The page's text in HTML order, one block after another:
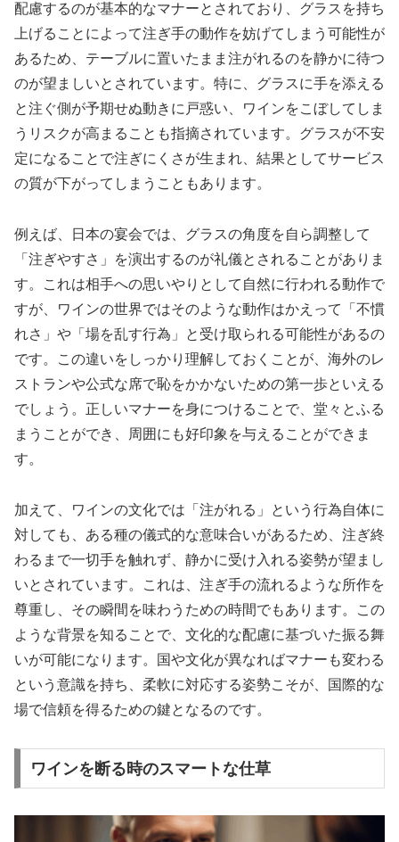
配慮するのが基本的なマナーとされており、グラスを持ち
上げることによって注ぎ手の動作を妨げてしまう可能性が
あるため、テーブルに置いたまま注がれるのを静かに待つ
のが望ましいとされています。特に、グラスに手を添える
と注ぐ側が予期せぬ動きに戸惑い、ワインをこぼしてしま
うリスクが高まることも指摘されています。グラスが不安
定になることで注ぎにくさが生まれ、結果としてサービス
の質が下がってしまうこともあります。
例えば、日本の宴会では、グラスの角度を自ら調整して
「注ぎやすさ」を演出するのが礼儀とされることがありま
す。これは相手への思いやりとして自然に行われる動作で
すが、ワインの世界ではそのような動作はかえって「不慣
れさ」や「場を乱す行為」と受け取られる可能性があるの
です。この違いをしっかり理解しておくことが、海外のレ
ストランや公式な席で恥をかかないための第一歩といえる
でしょう。正しいマナーを身につけることで、堂々とふる
まうことができ、周囲にも好印象を与えることができま
す。
加えて、ワインの文化では「注がれる」という行為自体に
対しても、ある種の儀式的な意味合いがあるため、注ぎ終
わるまで一切手を触れず、静かに受け入れる姿勢が望まし
いとされています。これは、注ぎ手の流れるような所作を
尊重し、その瞬間を味わうための時間でもあります。この
ような背景を知ることで、文化的な配慮に基づいた振る舞
いが可能になります。国や文化が異なればマナーも変わる
という意識を持ち、柔軟に対応する姿勢こそが、国際的な
場で信頼を得るための鍵となるのです。
ワインを断る時のスマートな仕草